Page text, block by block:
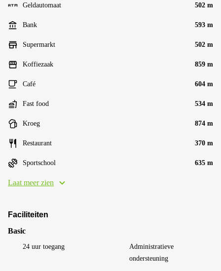
Geldautomaat 502 m
Bank 593 m
Supermarkt 502 m
Koffiezaak 859 m
Café 604 m
Fast food 534 m
Kroeg 874 m
Restaurant 370 m
Sportschool 635 m
Laat meer zien
Faciliteiten
Basic
24 uur toegang
Administratieve
ondersteuning